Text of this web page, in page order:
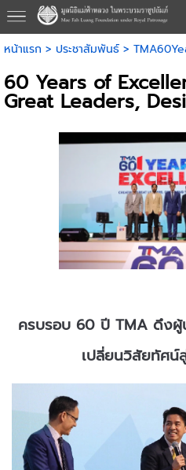
หน้าแรก > ประชาสัมพันธ์>
60 Years of
Great Leaders,
ครบรอบ 60 ปี TMA ดึงผู้
เปลี่ยนวิสัยทัศ